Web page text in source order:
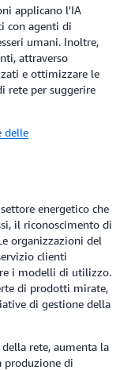
applicano l'IA
con agenti di
umani. Inoltre,
attraverso
e ottimizzare le
rete per suggerire
delle
energetico che
il riconoscimento di
organizzazioni del
clienti
i modelli di utilizzo.
di prodotti mirate,
di gestione della
rete, aumenta la
produzione di